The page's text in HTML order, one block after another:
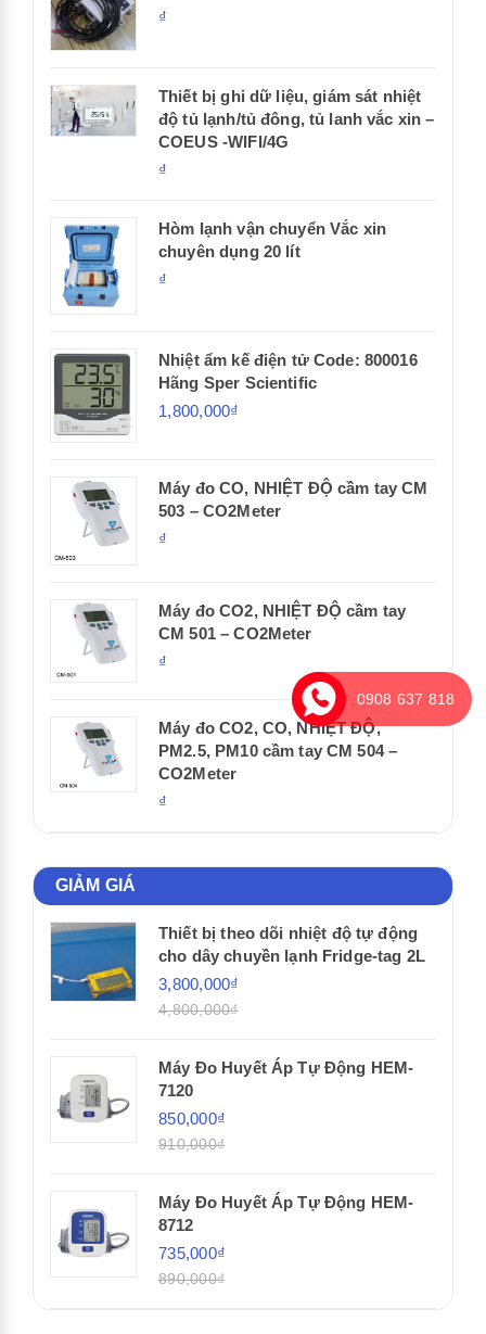
₫
Thiết bị ghi dữ liệu, giám sát nhiệt
độ tủ lạnh/tủ đông, tủ lanh vắc xin –
COEUS -WIFI/4G
₫
Hòm lạnh vận chuyển Vắc xin
chuyên dụng 20 lít
₫
Nhiệt ẩm kế điện tử Code: 800016
Hãng Sper Scientific
1,800,000₫
Máy đo CO, NHIỆT ĐỘ cầm tay CM
503 – CO2Meter
₫
Máy đo CO2, NHIỆT ĐỘ cầm tay
CM 501 – CO2Meter
₫
Máy đo CO2, CO, NHIỆT ĐỘ,
PM2.5, PM10 cầm tay CM 504 –
CO2Meter
₫
GIẢM GIÁ
Thiết bị theo dõi nhiệt độ tự động
cho dây chuyền lạnh Fridge-tag 2L
3,800,000₫
4,800,000₫
Máy Đo Huyết Áp Tự Động HEM-
7120
850,000₫
910,000₫
Máy Đo Huyết Áp Tự Động HEM-
8712
735,000₫
890,000₫
0908 637 818